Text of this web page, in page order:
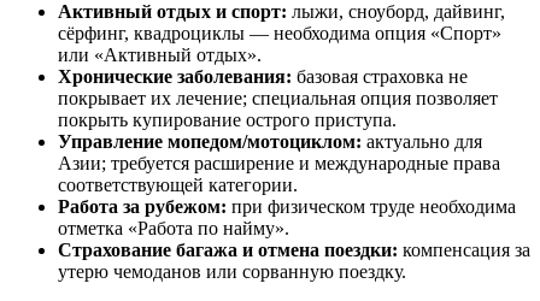
Активный отдых и спорт: лыжи, сноуборд, дайвинг,
сёрфинг, квадроциклы — необходима опция «Спорт»
или «Активный отдых».
Хронические заболевания: базовая страховка не
покрывает их лечение; специальная опция позволяет
покрыть купирование острого приступа.
Управление мопедом/мотоциклом: актуально для
Азии; требуется расширение и международные права
соответствующей категории.
Работа за рубежом: при физическом труде необходима
отметка «Работа по найму».
Страхование багажа и отмена поездки: компенсация за
утерю чемоданов или сорванную поездку.